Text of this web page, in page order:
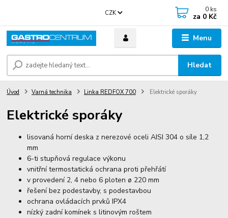
Menu
CZK
Hledat
0 ks
za 0 Kč
Úvod Varná technika Linka REDFOX 700 Elektrické sporáky
Elektrické sporáky
lisovaná horní deska z nerezové oceli AISI 304 o síle 1,2
mm
6-ti stupňová regulace výkonu
vnitřní termostatická ochrana proti přehřátí
v provedení 2, 4 nebo 6 ploten ø 220 mm
řešení bez podestavby, s podestavbou
ochrana ovládacích prvků IPX4
nízký zadní komínek s litinovým roštem